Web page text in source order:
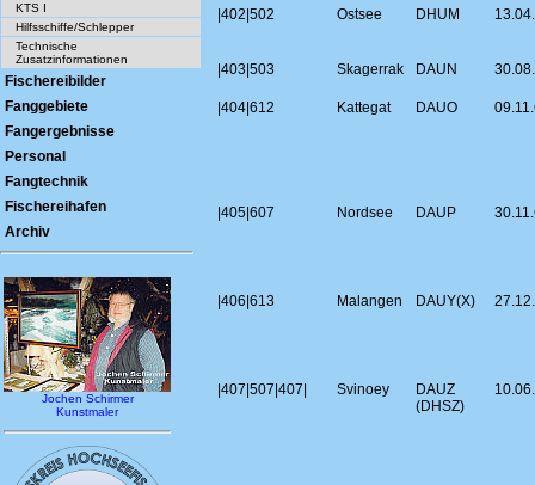
KTS I
Hilfsschiffe/Schlepper
Technische
Zusatzinformationen
Fischereibilder
Fanggebiete
Fangergebnisse
Personal
Fangtechnik
Fischereihafen
Archiv
Jochen Schirmer
Kunstmaler
|402|502 Ostsee DHUM
|403|503 Skagerrak DAUN
|404|612 Kattegat DAUO
|405|607 Nordsee DAUP
|406|613 Malangen DAUY(X)
|407|507|407| Svinoey
DAUZ
(DHSZ)